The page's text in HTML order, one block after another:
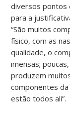
diversos pontos
para a
“São muitos
físico, com as
qualidade, o
imensas;
produzem
componentes
estão todos ali”.